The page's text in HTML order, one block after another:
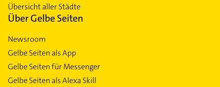
Übersicht aller Städte
Über Gelbe Seiten
Newsroom
Gelbe Seiten als App
Gelbe Seiten für Messenger
Gelbe Seiten als Alexa Skill